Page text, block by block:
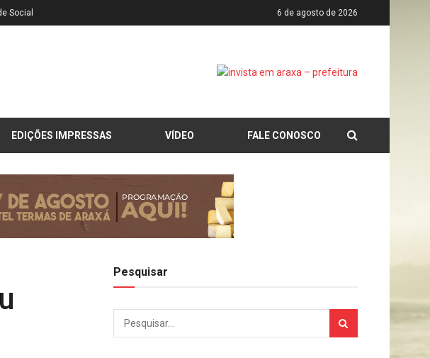
Social 6 de agosto de 2026
EDIÇÕES IMPRESSAS VÍDEO FALE CONOSCO
Pesquisar